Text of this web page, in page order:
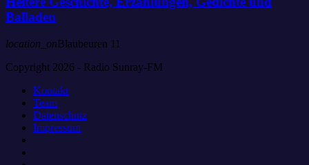
Balladen
location_onBlaubeuren 11
Copyright 2026 - Radio Sunray-FM
Kontakt
Team
Datenschutz
Impressum